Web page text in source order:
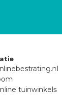
tuinwinkels